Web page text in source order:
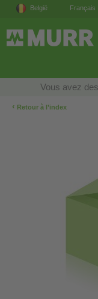
België Français
Vous avez
‹ Retour à l’index